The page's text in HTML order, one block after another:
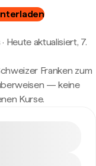
· Heute aktualisiert, 7.
Franken zum
— keine
Kurse.